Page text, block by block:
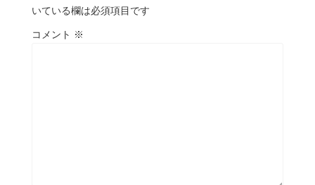
いている欄は必須項目です
コメント ※